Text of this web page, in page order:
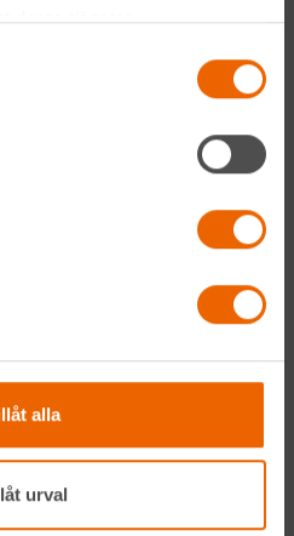
deras tjänster.
alla
urval
.